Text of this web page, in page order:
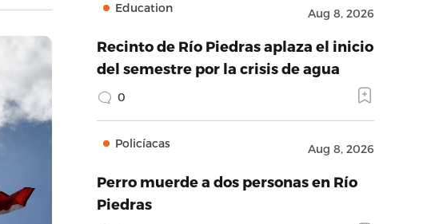
Education Aug 8, 2026
Recinto de Río Piedras aplaza el inicio
del semestre por la crisis de agua
0
Policíacas Aug 8, 2026
Perro muerde a dos personas en Río
Piedras